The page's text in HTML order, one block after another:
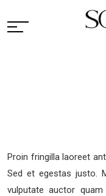
Proin fringilla laoreet
Sed et egestas justo.
vulputate auctor